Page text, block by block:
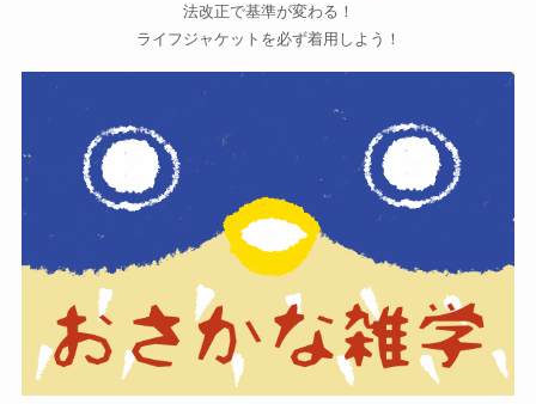
法改正で基準が変わる！
ライフジャケットを必ず着用しよう！